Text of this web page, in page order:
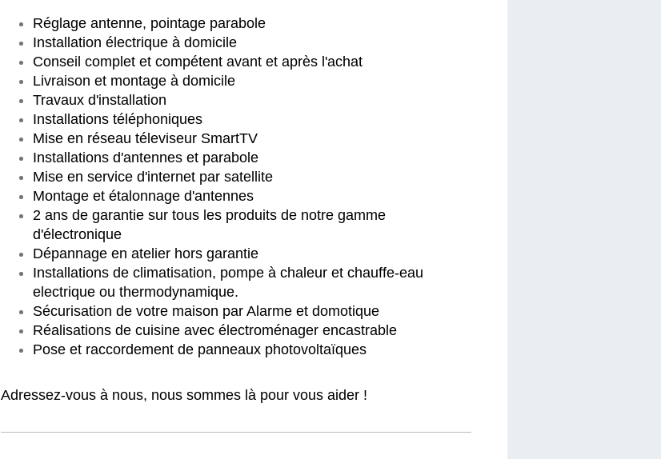
Réglage antenne, pointage parabole
Installation électrique à domicile
Conseil complet et compétent avant et après l'achat
Livraison et montage à domicile
Travaux d'installation
Installations téléphoniques
Mise en réseau téleviseur SmartTV
Installations d'antennes et parabole
Mise en service d'internet par satellite
Montage et étalonnage d'antennes
2 ans de garantie sur tous les produits de notre gamme
d'électronique
Dépannage en atelier hors garantie
Installations de climatisation, pompe à chaleur et chauffe-eau
electrique ou thermodynamique.
Sécurisation de votre maison par Alarme et domotique
Réalisations de cuisine avec électroménager encastrable
Pose et raccordement de panneaux photovoltaïques
Adressez-vous à nous, nous sommes là pour vous aider !